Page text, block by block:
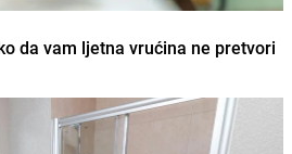
da vam ljetna vrućina ne pretvori